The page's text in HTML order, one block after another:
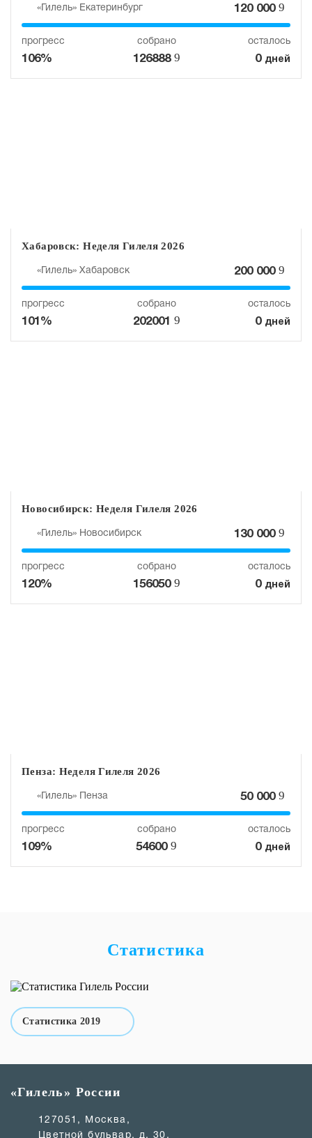
«Гилель» Екатеринбург 120 0009
прогресс
106%
собрано
126888 9
осталось
0 дней
Хабаровск: Неделя Гилеля 2026
«Гилель» Хабаровск 200 0009
прогресс
101%
собрано
202001 9
осталось
0 дней
Новосибирск: Неделя Гилеля 2026
«Гилель» Новосибирск 130 0009
прогресс
120%
собрано
156050 9
осталось
0 дней
Пенза: Неделя Гилеля 2026
«Гилель» Пенза 50 0009
прогресс
109%
собрано
54600 9
осталось
0 дней
Cтатистика
Статистика 2019
«Гилель» России
127051, Москва,
Цветной бульвар, д. 30,